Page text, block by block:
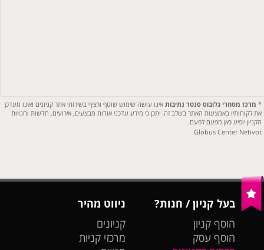
* מרכז מסחרי גלובוס סנטר נתיבות אינו עושה שימוש שוטף ורציף בשירותי אתר קניונים ואינו מעדכן
את לקוחותיו באמצעות האתר בשלב זה. יתכן כי מידע עדכני אודות מבצעים, אירועים, חדשות וחנויות
הקניון יופיע כאן מפעם לפעם.
Globus Center Netivot
בעל קניון / חנות?
הוסף קניון
הוסף עסק
ניווט מהיר
קניונים
מרכזי קניות